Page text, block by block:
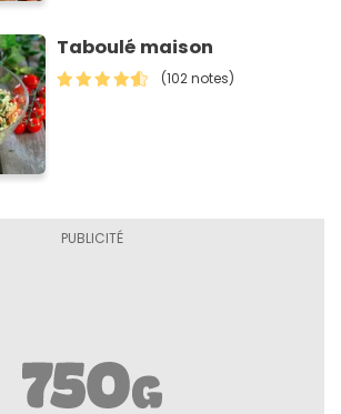
Taboulé maison
(102 notes)